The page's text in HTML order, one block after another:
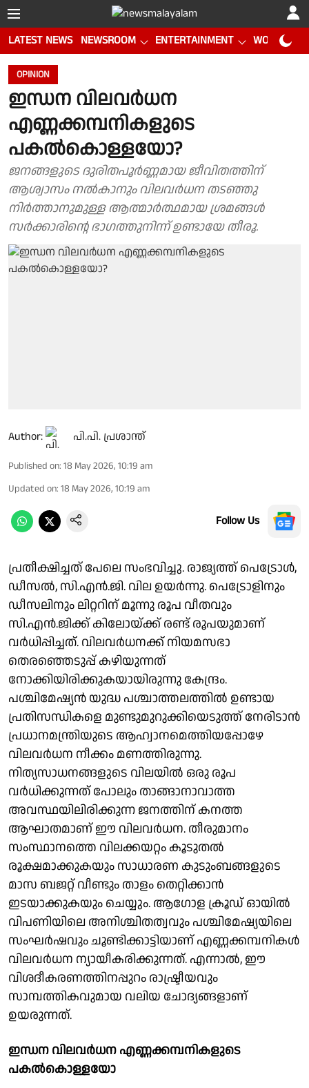
LATEST NEWS NEWSROOM ENTERTAINMENT WORLD CUP
OPINION
ഇന്ധന വിലവര്‍ധന
എണ്ണക്കമ്പനികളുടെ
പകല്‍കൊള്ളയോ?
ജനങ്ങളുടെ ദുരിതപൂര്‍ണ്ണമായ ജീവിതത്തിന്
ആശ്വാസം നല്‍കാനും വിലവര്‍ധന തടഞ്ഞു
നിര്‍ത്താനുമുള്ള ആത്മാര്‍ത്ഥമായ ശ്രമങ്ങള്‍
സര്‍ക്കാരിന്റെ ഭാഗത്തുനിന്ന് ഉണ്ടായേ തീരൂ.
Author: പി.പി. പ്രശാന്ത്
Published on: 18 May 2026, 10:19 am
Updated on: 18 May 2026, 10:19 am
Follow Us
പ്രതീക്ഷിച്ചത് പേലെ സംഭവിച്ചു. രാജ്യത്ത് പെട്രോള്‍,
ഡീസല്‍, സി.എന്‍.ജി. വില ഉയര്‍ന്നു. പെട്രോളിനും
ഡീസലിനും ലിറ്ററിന് മൂന്നു രൂപ വീതവും
സി.എന്‍.ജിക്ക് കിലോയ്ക്ക് രണ്ട് രൂപയുമാണ്
വര്‍ധിപ്പിച്ചത്. വിലവര്‍ധനക്ക് നിയമസഭാ
തെരഞ്ഞെടുപ്പ് കഴിയുന്നത്
നോക്കിയിരിക്കുകയായിരുന്നു കേന്ദ്രം.
പശ്ചിമേഷ്യന്‍ യുദ്ധ പശ്ചാത്തലത്തില്‍ ഉണ്ടായ
പ്രതിസന്ധികളെ മുണ്ടുമുറുക്കിയെടുത്ത് നേരിടാന്‍
പ്രധാനമന്ത്രിയുടെ ആഹ്വാനമെത്തിയപ്പോഴേ
വിലവര്‍ധന നീക്കം മണത്തിരുന്നു.
നിത്യസാധനങ്ങളുടെ വിലയില്‍ ഒരു രൂപ
വര്‍ധിക്കുന്നത് പോലും താങ്ങാനാവാത്ത
അവസ്ഥയിലിരിക്കുന്ന ജനത്തിന് കനത്ത
ആഘാതമാണ് ഈ വിലവര്‍ധന. തീരുമാനം
സംസ്ഥാനത്തെ വിലക്കയറ്റം കൂടുതല്‍
രൂക്ഷമാക്കുകയും സാധാരണ കുടുംബങ്ങളുടെ
മാസ ബജറ്റ് വീണ്ടും താളം തെറ്റിക്കാന്‍
ഇടയാക്കുകയും ചെയ്യും. ആഗോള ക്രൂഡ് ഓയില്‍
വിപണിയിലെ അനിശ്ചിതത്വവും പശ്ചിമേഷ്യയിലെ
സംഘര്‍ഷവും ചൂണ്ടിക്കാട്ടിയാണ് എണ്ണക്കമ്പനികള്‍
വിലവര്‍ധന ന്യായീകരിക്കുന്നത്. എന്നാല്‍, ഈ
വിശദീകരണത്തിനപ്പുറം രാഷ്ട്രീയവും
സാമ്പത്തികവുമായ വലിയ ചോദ്യങ്ങളാണ്
ഉയരുന്നത്.
ഇന്ധന വിലവര്‍ധന എണ്ണക്കമ്പനികളുടെ
പകല്‍കൊള്ളയോ